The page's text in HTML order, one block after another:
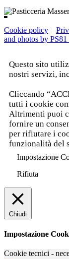
Cookie policy –
and photos by
Questo sito
nostri servizi,
Cliccando
tutti i cookie
Altrimenti puoi
fornire un
per rifiutare i
funzionalità del
Impostazione
Rifiuta
Chiudi
Impostazione
Cookie tecnici -